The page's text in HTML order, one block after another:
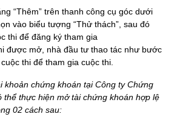
“Thêm” trên thanh công cụ góc dưới
vào biểu tượng “Thử thách”, sau đó
thi để đăng ký tham gia
được mở, nhà đầu tư thao tác như bước
thi để tham gia cuộc thi.
khoản chứng khoán tại Công ty Chứng
thể thực hiện mở tài chứng khoán hợp lệ
02 cách sau: